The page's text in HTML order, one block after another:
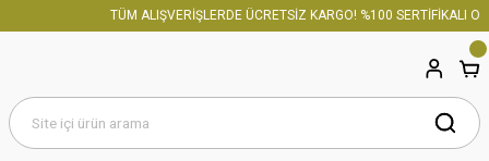
TÜM ALIŞVERİŞLERDE ÜCRETSİZ KARGO! %100 SERTİFİKALI